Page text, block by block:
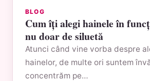
BLOG
Cum îți alegi hainele în
nu doar de siluetă
Atunci când vine vorba despre
hainelor, de multe ori suntem
concentrăm pe…